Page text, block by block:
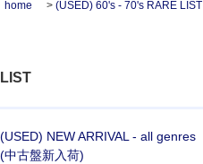
home > (USED) 60's - 70's RARE LIST
LIST
(USED) NEW ARRIVAL - all genres
(中古盤新入荷)